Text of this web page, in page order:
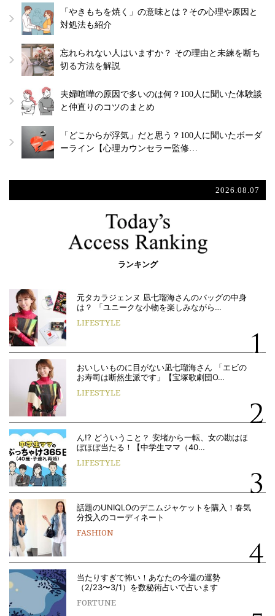
「やきもちを焼く」の意味とは？その心理や原因と
対処法も紹介
忘れられない人はいますか？ その理由と未練を断ち
切る方法を解説
夫婦喧嘩の原因で多いのは何？100人に聞いた体験談
と仲直りのコツのまとめ
「どこからが浮気」だと思う？100人に聞いたボーダ
ーライン【心理カウンセラー監修…
2026.08.07
ランキング
元タカラジェンヌ 凪七瑠海さんのバッグの中身
は？ 「ユニークな小物を楽しみながら…
LIFESTYLE
おいしいものに目がない凪七瑠海さん 「エビの
お寿司は断然生派です」【宝塚歌劇団O…
LIFESTYLE
ん!? どういうこと？ 安堵から一転、女の勘はほ
ぼほぼ当たる！【中学生ママ（40…
LIFESTYLE
話題のUNIQLOのデニムジャケットを購入！春気
分投入のコーディネート
FASHION
当たりすぎて怖い！あなたの今週の運勢
（2/23〜3/1）を数秘術占いで占います
FORTUNE